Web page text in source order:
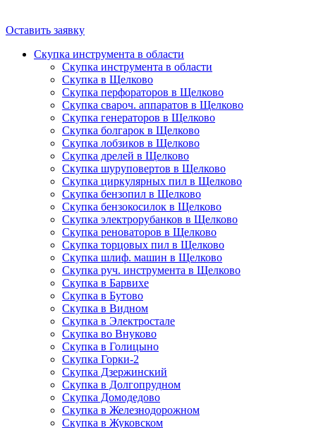
Оставить заявку
Скупка инструмента в области
Скупка инструмента в области
Скупка в Щелково
Скупка перфораторов в Щелково
Скупка свароч. аппаратов в Щелково
Скупка генераторов в Щелково
Скупка болгарок в Щелково
Скупка лобзиков в Щелково
Скупка дрелей в Щелково
Скупка шуруповертов в Щелково
Скупка циркулярных пил в Щелково
Скупка бензопил в Щелково
Скупка бензокосилок в Щелково
Скупка электрорубанков в Щелково
Скупка реноваторов в Щелково
Скупка торцовых пил в Щелково
Скупка шлиф. машин в Щелково
Скупка руч. инструмента в Щелково
Скупка в Барвихе
Скупка в Бутово
Скупка в Видном
Скупка в Электростале
Скупка во Внуково
Скупка в Голицыно
Скупка Горки-2
Скупка Дзержинский
Скупка в Долгопрудном
Скупка Домодедово
Скупка в Железнодорожном
Скупка в Жуковском